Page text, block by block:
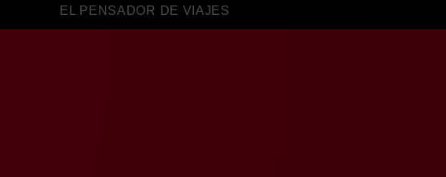
EL PENSADOR DE VIAJES